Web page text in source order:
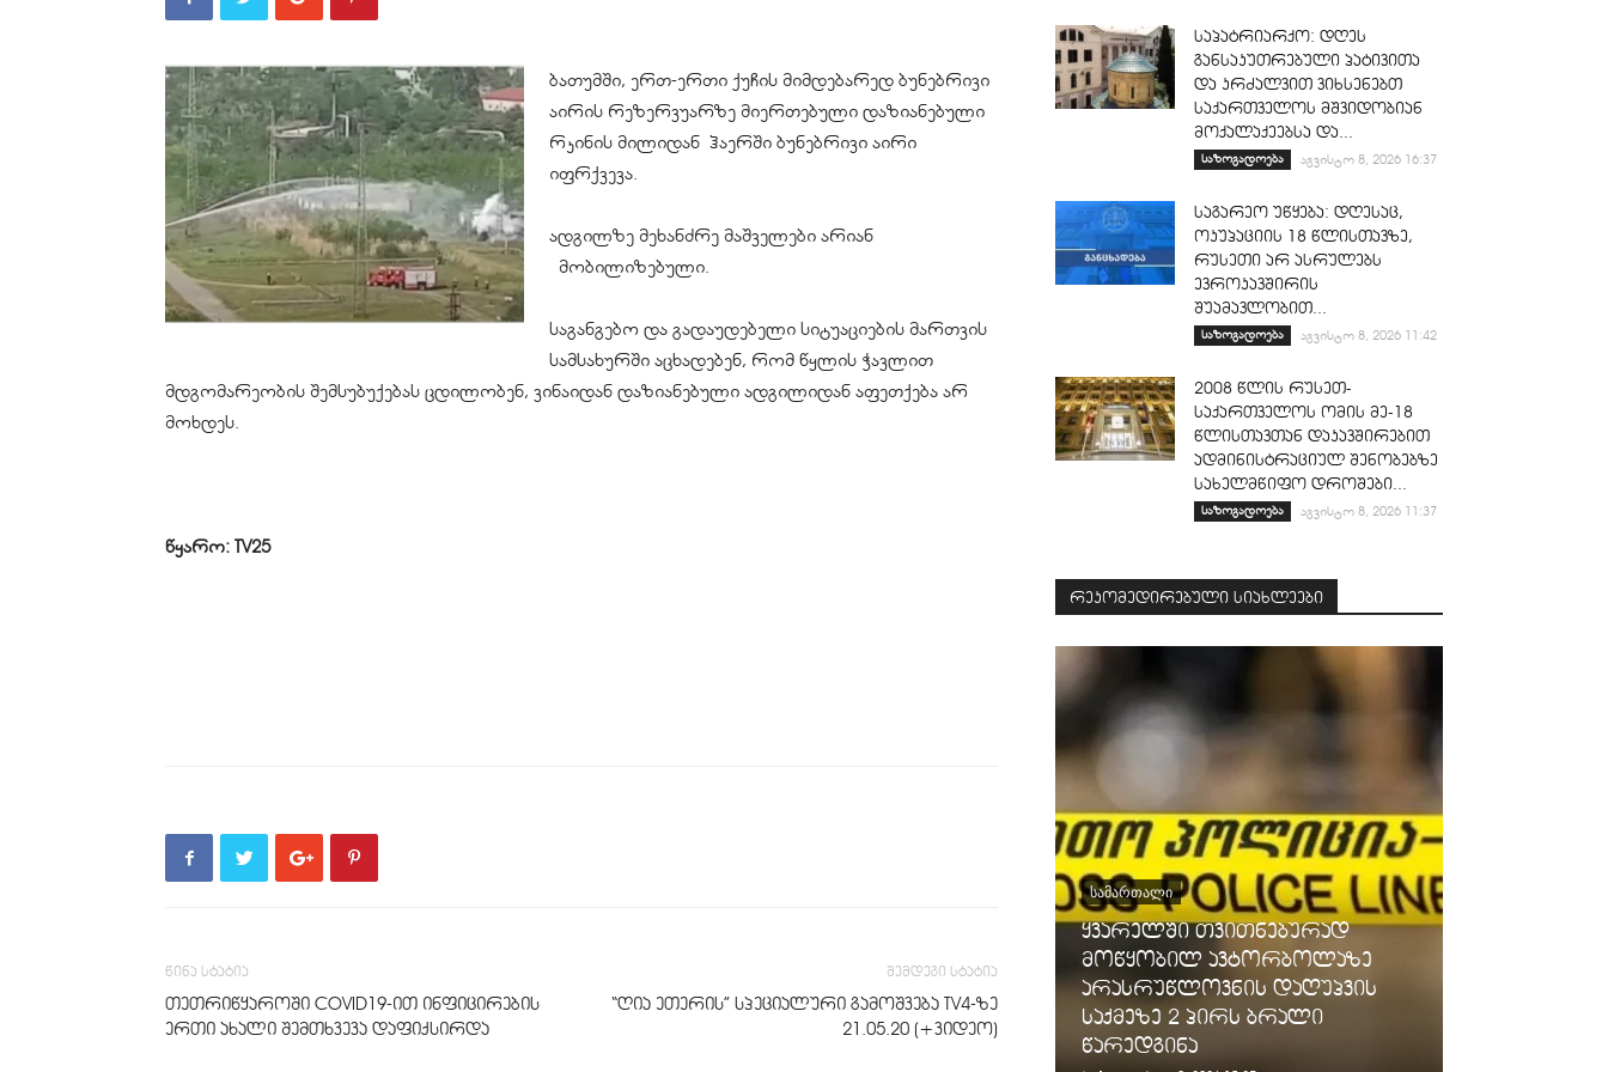
ბათუმში, ერთ-ერთი ქუჩის მიმდებარედ ბუნებრივი
აირის რეზერვუარზე მიერთებული დაზიანებული
რკინის მილიდან ჰაერში ბუნებრივი აირი
იფრქვევა.
ადგილზე მეხანძრე მაშველები არიან
მობილიზებული.
საგანგებო და გადაუდებელი სიტუაციების მართვის
სამსახურში აცხადებენ, რომ წყლის ჭავლით
მდგომარეობის შემსუბუქებას ცდილობენ, ვინაიდან დაზიანებული ადგილიდან აფეთქება არ
მოხდეს.
წყარო: TV25
წინა სტატია
თეთრიწყაროში COVID19-ით ინფიცირების
ერთი ახალი შემთხვევა დაფიქსირდა
შემდეგი სტატია
“ღია ეთერის” სპეციალური გამოშვება TV4-ზე
21.05.20 (+ვიდეო)
საპატრიარქო: დღეს
განსაკუთრებული პატივითა
და კრძალვით ვიხსენებთ
საქართველოს მშვიდობიან
მოქალაქეებსა და...
საზოგადოება აგვისტო 8, 2026 16:37
საგარეო უწყება: დღესაც,
ოკუპაციის 18 წლისთავზე,
რუსეთი არ ასრულებს
ევროკავშირის
შუამავლობით...
საზოგადოება აგვისტო 8, 2026 11:42
2008 წლის რუსეთ-
საქართველოს ომის მე-18
წლისთავთან დაკავშირებით
ადმინისტრაციულ შენობებზე
სახელმწიფო დროშები...
საზოგადოება აგვისტო 8, 2026 11:37
რეკომედირებული სიახლეები
ᲡᲐᲛᲐᲠᲗᲐᲚᲘ
ყვარელში თვითნებურად
მოწყობილ ავტორბოლაზე
არასრუწლოვნის დაღუპვის
საქმეზე 2 პირს ბრალი
წარედგინა